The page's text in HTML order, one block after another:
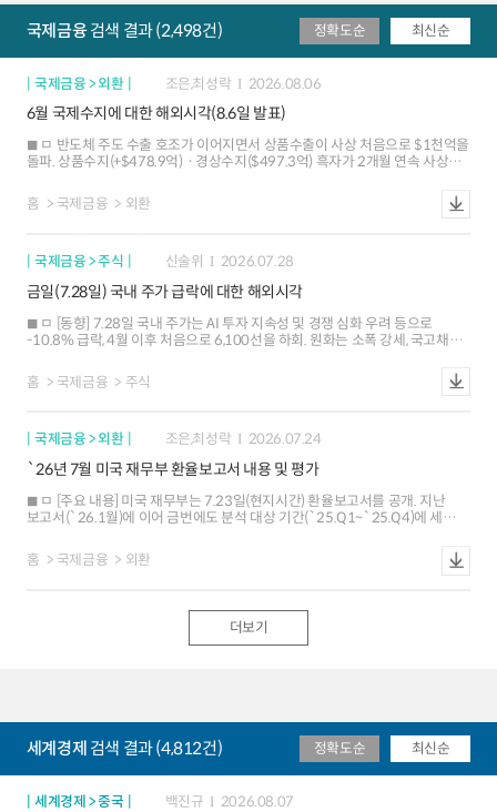
국제금융검색 결과 (2,498건) 정확도순 최신순
국제금융 > 외환 조은,최성락 2026.08.06
6월 국제수지에 대한 해외시각(8.6일 발표)
ㅁ 반도체 주도 수출 호조가 이어지면서 상품수출이 사상 처음으로 $1천억을
돌파. 상품수지(+$478.9억)ㆍ경상수지($497.3억) 흑자가 2개월 연속 사상
지속될 것으로 전망하는 가운데, 외국인 주식자금 순유입 재개 가능성도
존재하는 것으로 평가 ㅁ 경상수지 흑자의 호조 지속과 외국인 주식자금 재유입
홈 국제금융 외환
국제금융 > 주식 신술위 2026.07.28
금일(7.28일) 국내 주가 급락에 대한 해외시각
ㅁ [동향] 7.28일 국내 주가는 AI 투자 지속성 및 경쟁 심화 우려 등으로
-10.8% 급락, 4월 이후 처음으로 6,100선을 하회. 원화는 소폭 강세, 국고채
중국발 AI 경쟁 심화 우려도 맞물리며 투자심리가 급랭. AI 관련주에 대한
장기적인 전망은 긍정적이나 뚜렷한 반등 재료가 확인되기 전까지 고변동성
홈 국제금융 주식
국제금융 > 외환 조은,최성락 2026.07.24
`26년 7월 미국 재무부 환율보고서 내용 및 평가
ㅁ [주요 내용] 미국 재무부는 7.23일(현지시간) 환율보고서를 공개. 지난
보고서(`26.1월)에 이어 금번에도 분석 대상 기간(`25.Q1~`25.Q4)에 세
관찰대상국(monitoring list)으로 지정된 국가는 10개국
(중국ㆍ일본ㆍ한국ㆍ대만ㆍ싱가포르ㆍ
개입분석 강화 등을 통해 환율보고서가 미국 우선주의 무역정책(America First
Trade Policy) 지원을 목적으로 한다는 점을 재차 표명 ㅁ [국가별 평가]
외환시장 매수 개입 규모보다는 정책 투명성에 대한 문제에 초점. 일부 국가의
개입 증거가 확인될 경우 환율조작국 지정 가능성을 배제하지 않는다고
경고했으며, 중앙은행 통계(대차대조표 등)에 드러나지 않는 국영은행의 외환
활동에 대한 감시를 강화할 방침 ㅇ (일본) 미-일 금리차 축소에도 엔화가
인플레이션 안정 및 과도한 환율변동성 축소를 촉구 ㅁ [평가] 이번
홈 국제금융 외환
더보기
세계경제 검색 결과 (4,812건) 정확도순 최신순
세계경제 > 중국 백진규 2026.08.07